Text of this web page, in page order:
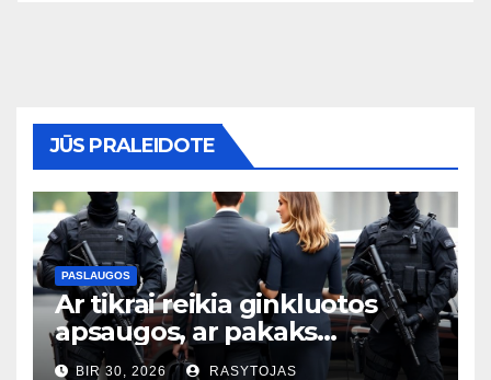
JŪS PRALEIDOTE
PASLAUGOS
Ar tikrai reikia ginkluotos
apsaugos, ar pakaks
išmaniųjų kamerų?
BIR 30, 2026 RASYTOJAS